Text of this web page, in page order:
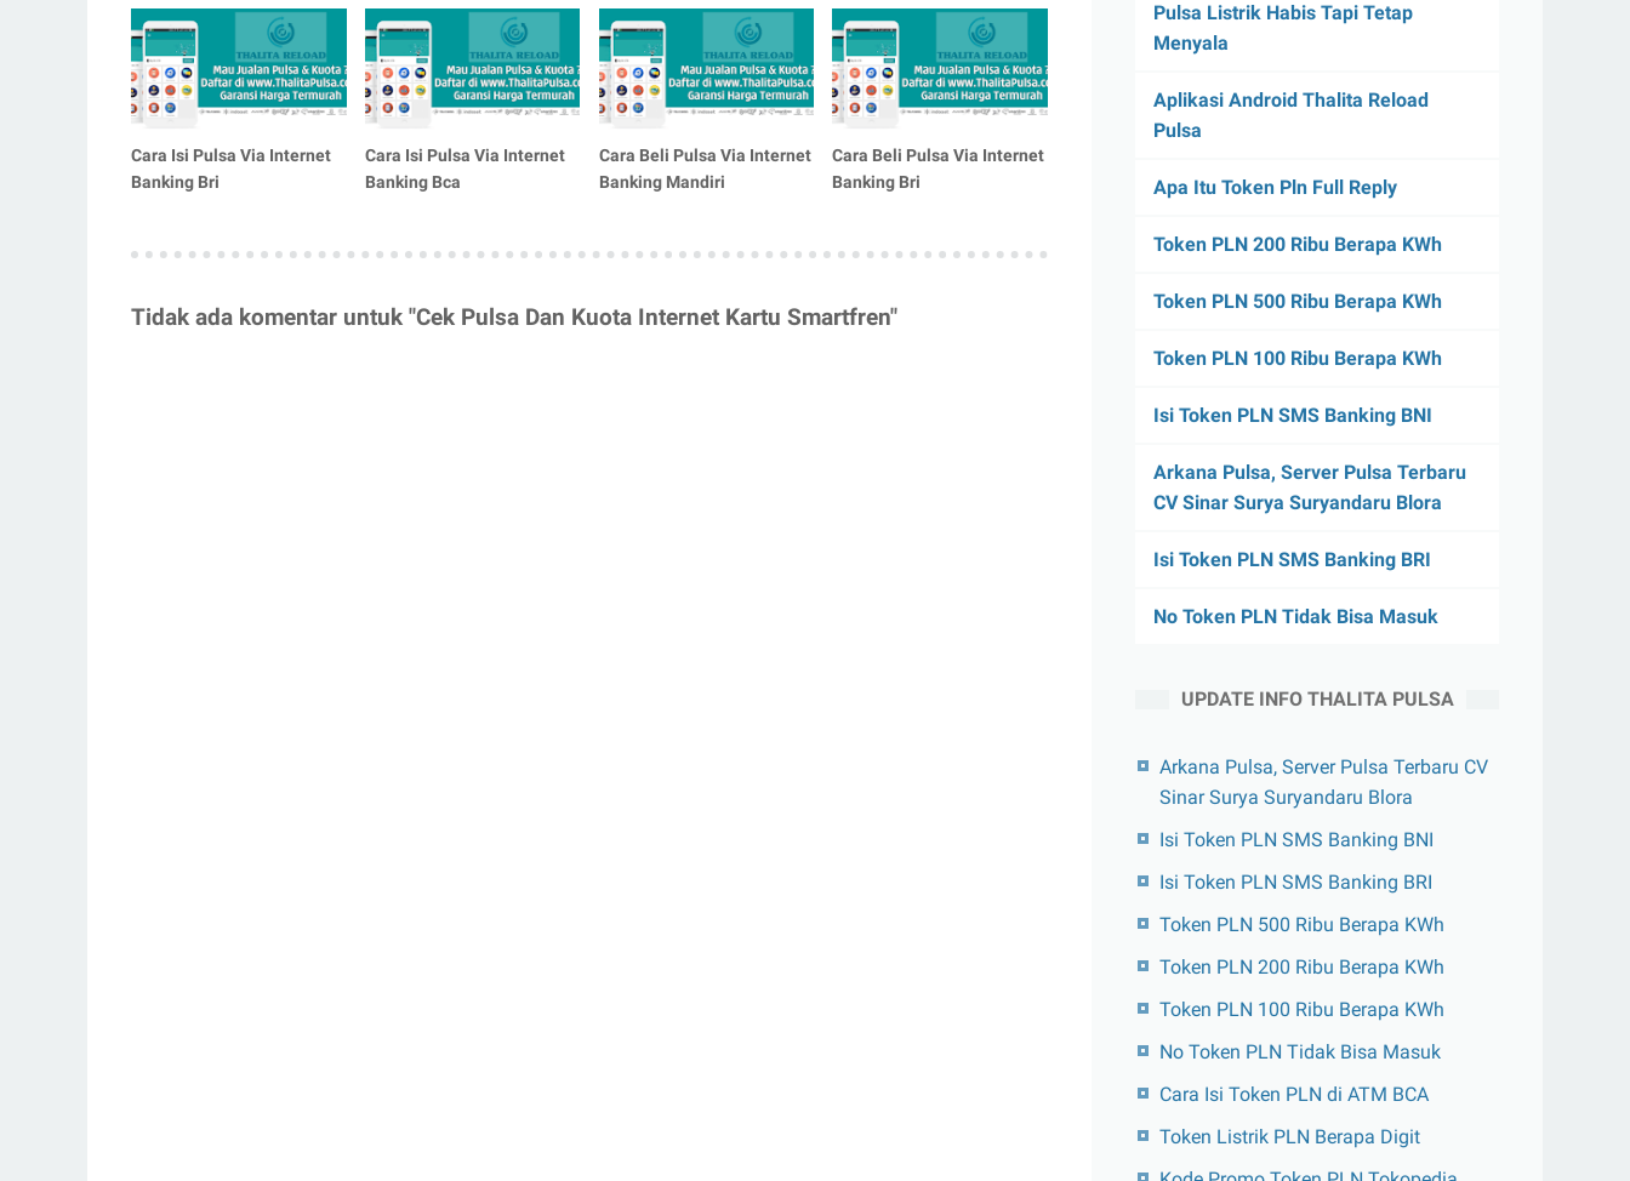
Cara Isi Pulsa Via Internet
Banking Bri
Cara Isi Pulsa Via Internet
Banking Bca
Cara Beli Pulsa Via Internet
Banking Mandiri
Cara Beli Pulsa Via Internet
Banking Bri
Tidak ada komentar untuk "Cek Pulsa Dan Kuota Internet Kartu Smartfren"
Pulsa Listrik Habis Tapi Tetap
Menyala
Aplikasi Android Thalita Reload
Pulsa
Apa Itu Token Pln Full Reply
Token PLN 200 Ribu Berapa KWh
Token PLN 500 Ribu Berapa KWh
Token PLN 100 Ribu Berapa KWh
Isi Token PLN SMS Banking BNI
Arkana Pulsa, Server Pulsa Terbaru
CV Sinar Surya Suryandaru Blora
Isi Token PLN SMS Banking BRI
No Token PLN Tidak Bisa Masuk
UPDATE INFO THALITA PULSA
Arkana Pulsa, Server Pulsa Terbaru CV
Sinar Surya Suryandaru Blora
Isi Token PLN SMS Banking BNI
Isi Token PLN SMS Banking BRI
Token PLN 500 Ribu Berapa KWh
Token PLN 200 Ribu Berapa KWh
Token PLN 100 Ribu Berapa KWh
No Token PLN Tidak Bisa Masuk
Cara Isi Token PLN di ATM BCA
Token Listrik PLN Berapa Digit